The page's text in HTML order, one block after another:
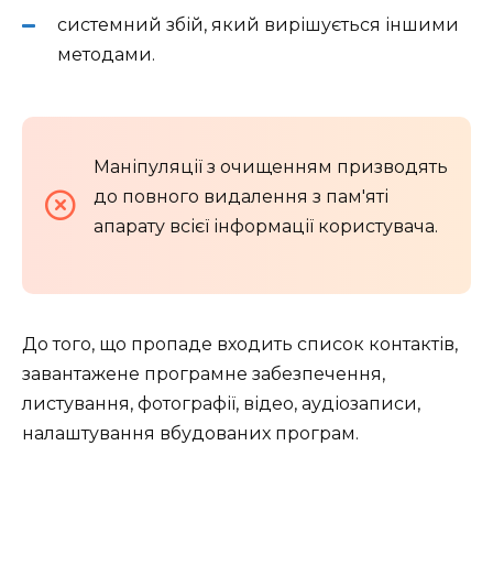
системний збій, який вирішується іншими
методами.
Маніпуляції з очищенням призводять
до повного видалення з пам'яті
апарату всієї інформації користувача.
До того, що пропаде входить список контактів,
завантажене програмне забезпечення,
листування, фотографії, відео, аудіозаписи,
налаштування вбудованих програм.